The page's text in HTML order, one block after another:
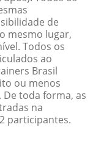
de
mesmo lugar,
Todos os
ao
Brasil
ou menos
toda forma, as
na
participantes.